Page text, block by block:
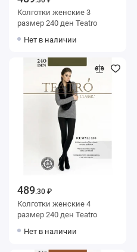
Колготки женские 3
размер 240 ден Teatro
Нет в наличии
489.30 ₽
Колготки женские 4
размер 240 ден Teatro
Нет в наличии